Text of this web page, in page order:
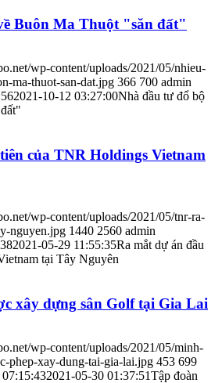
Buôn Ma Thuột "săn đất"
wp-content/uploads/2021/05/nhieu-
ma-thuot-san-dat.jpg 366 700 admin
2021-10-12 03:27:00Nhà đầu tư đổ bộ
của TNR Holdings Vietnam
wp-content/uploads/2021/05/tnr-ra-
nguyen.jpg 1440 2560 admin
2021-05-29 11:55:35Ra mắt dự án đầu
tại Tây Nguyên
xây dựng sân Golf tại Gia Lai
wp-content/uploads/2021/05/minh-
phep-xay-dung-tai-gia-lai.jpg 453 699
2021-05-30 01:37:51Tập đoàn